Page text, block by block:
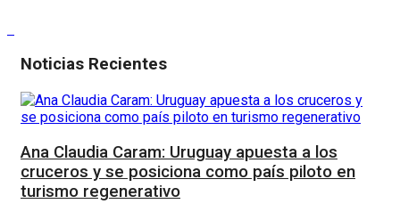
Noticias Recientes
Ana Claudia Caram: Uruguay apuesta a los
cruceros y se posiciona como país piloto en
turismo regenerativo